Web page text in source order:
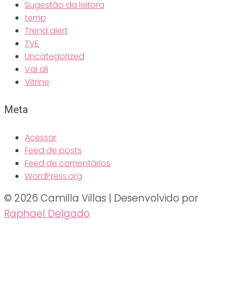
Sugestão da leitora
temp
Trend alert
TVE
Uncategorized
Vai ali
Vitrine
Meta
Acessar
Feed de posts
Feed de comentários
WordPress.org
© 2026 Camilla Villas | Desenvolvido por
Raphael Delgado